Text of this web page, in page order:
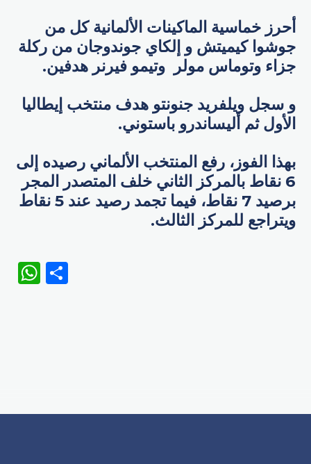
أحرز خماسية الماكينات الألمانية كل من
جوشوا كيميتش و إلكاي جوندوجان من ركلة
جزاء وتوماس مولر وتيمو فيرنر هدفين.
و سجل ويلفريد جنونتو هدف منتخب إيطاليا
الأول ثم أليساندرو باستوني.
بهذا الفوز، رفع المنتخب الألماني رصيده إلى
6 نقاط بالمركز الثاني خلف المتصدر المجر
برصيد 7 نقاط، فيما تجمد رصيد عند 5 نقاط
ويتراجع للمركز الثالث.
WhatsApp